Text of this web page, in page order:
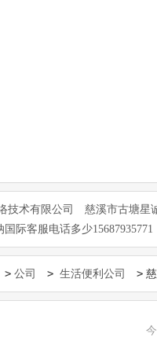
技术有限公司 慈溪市古塘星
国际客服电话多少15687935771
> 公司 > 生活便利公司 >